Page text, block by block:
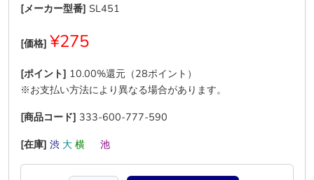
[メーカー型番] SL451
[価格] ¥275
[ポイント] 10.00%還元（28ポイント）
※お支払い方法により異なる場合があります。
[商品コード] 333-600-777-590
[在庫] 渋 大 横 池